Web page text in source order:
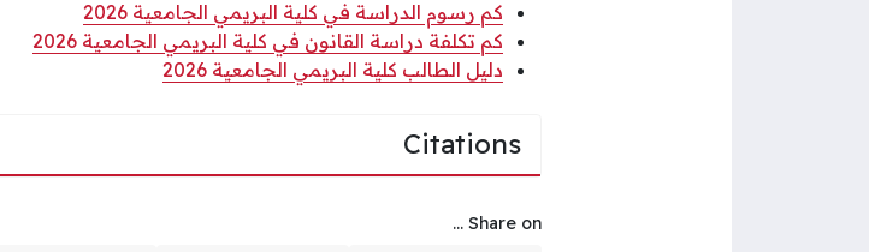
كم رسوم الدراسة في كلية البريمي الجامعية 2026
كم تكلفة دراسة القانون في كلية البريمي الجامعية 2026
دليل الطالب كلية البريمي الجامعية 2026
Citations
Share on ...